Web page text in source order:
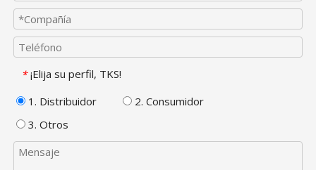
* ¡Elija su perfil, TKS!
1. Distribuidor
2. Consumidor
3. Otros